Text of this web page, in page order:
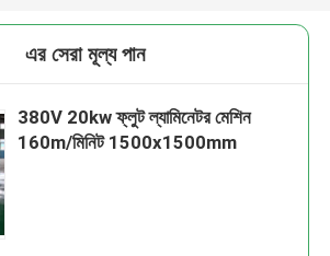
এর সেরা মূল্য পান
380V 20kw ফ্লুট ল্যামিনেটর মেশিন
160m/মিনিট 1500x1500mm